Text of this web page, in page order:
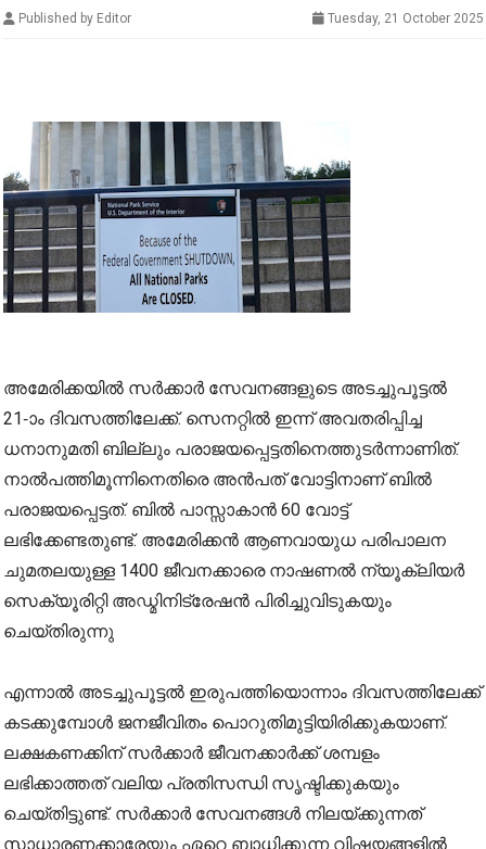
Published by Editor Tuesday, 21 October 2025
അമേരിക്കയിൽ സർക്കാർ സേവനങ്ങളുടെ അടച്ചുപൂട്ടൽ
21-ാം ദിവസത്തിലേക്ക്. സെനറ്റിൽ ഇന്ന് അവതരിപ്പിച്ച
ധനാനുമതി ബില്ലും പരാജയപ്പെട്ടതിനെത്തുടർന്നാണിത്.
നാൽപത്തിമൂന്നിനെതിരെ അൻപത് വോട്ടിനാണ് ബിൽ
പരാജയപ്പെട്ടത്. ബിൽ പാസ്സാകാൻ 60 വോട്ട്
ലഭിക്കേണ്ടതുണ്ട്. അമേരിക്കൻ ആണവായുധ പരിപാലന
ചുമതലയുള്ള 1400 ജീവനക്കാരെ നാഷണൽ ന്യൂക്ലിയർ
സെക്യൂരിറ്റി അഡ്മിനിട്രേഷൻ പിരിച്ചുവിടുകയും
ചെയ്തിരുന്നു
എന്നാൽ അടച്ചുപൂട്ടൽ ഇരുപത്തിയൊന്നാം ദിവസത്തിലേക്ക്
കടക്കുമ്പോൾ ജനജീവിതം പൊറുതിമുട്ടിയിരിക്കുകയാണ്.
ലക്ഷകണക്കിന് സർക്കാർ ജീവനക്കാർക്ക് ശമ്പളം
ലഭിക്കാത്തത് വലിയ പ്രതിസന്ധി സൃഷ്ടിക്കുകയും
ചെയ്തിട്ടുണ്ട്. സര്‍ക്കാര്‍ സേവനങ്ങള്‍ നിലയ്ക്കുന്നത്
സാധാരണക്കാരേയും ഏറെ ബാധിക്കുന്ന വിഷയങ്ങളിൽ